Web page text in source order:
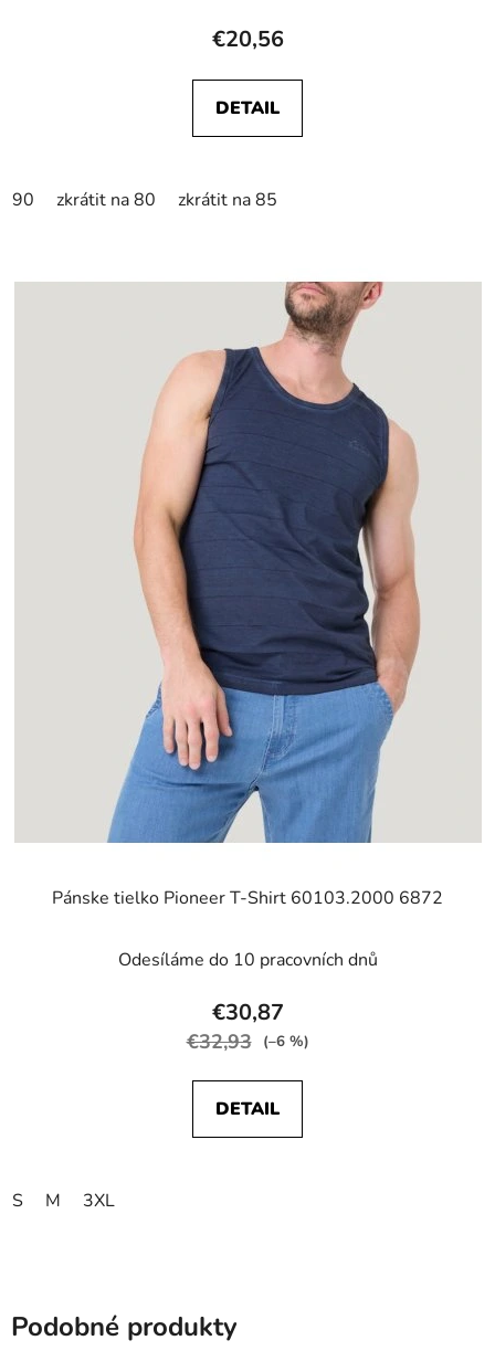
€20,56
DETAIL
90 zkrátit na 80 zkrátit na 85
Pánske tielko Pioneer T-Shirt 60103.2000 6872
Odesíláme do 10 pracovních dnů
€30,87
€32,93 (–6 %)
DETAIL
S M 3XL
Podobné produkty